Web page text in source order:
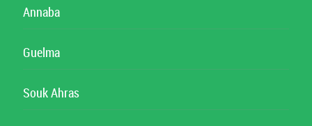
Annaba
Guelma
Souk Ahras